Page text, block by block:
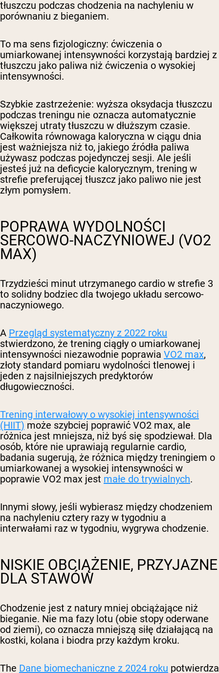
tłuszczu podczas chodzenia na nachyleniu w
porównaniu z bieganiem.
To ma sens fizjologiczny: ćwiczenia o
umiarkowanej intensywności korzystają bardziej z
tłuszczu jako paliwa niż ćwiczenia o wysokiej
intensywności.
Szybkie zastrzeżenie: wyższa oksydacja tłuszczu
podczas treningu nie oznacza automatycznie
większej utraty tłuszczu w dłuższym czasie.
Całkowita równowaga kaloryczna w ciągu dnia
jest ważniejsza niż to, jakiego źródła paliwa
używasz podczas pojedynczej sesji. Ale jeśli
jesteś już na deficycie kalorycznym, trening w
strefie preferującej tłuszcz jako paliwo nie jest
złym pomysłem.
POPRAWA WYDOLNOŚCI
SERCOWO-NACZYNIOWEJ (VO2
MAX)
Trzydzieści minut utrzymanego cardio w strefie 3
to solidny bodziec dla twojego układu sercowo-
naczyniowego.
A Przegląd systematyczny z 2022 roku
stwierdzono, że trening ciągły o umiarkowanej
intensywności niezawodnie poprawia VO2 max,
złoty standard pomiaru wydolności tlenowej i
jeden z najsilniejszych predyktorów
długowieczności.
Trening interwałowy o wysokiej intensywności
(HIIT) może szybciej poprawić VO2 max, ale
różnica jest mniejsza, niż byś się spodziewał. Dla
osób, które nie uprawiają regularnie cardio,
badania sugerują, że różnica między treningiem o
umiarkowanej a wysokiej intensywności w
poprawie VO2 max jest małe do trywialnych.
Innymi słowy, jeśli wybierasz między chodzeniem
na nachyleniu cztery razy w tygodniu a
interwałami raz w tygodniu, wygrywa chodzenie.
NISKIE OBCIĄŻENIE, PRZYJAZNE
DLA STAWÓW
Chodzenie jest z natury mniej obciążające niż
bieganie. Nie ma fazy lotu (obie stopy oderwane
od ziemi), co oznacza mniejszą siłę działającą na
kostki, kolana i biodra przy każdym kroku.
The Dane biomechaniczne z 2024 roku potwierdza